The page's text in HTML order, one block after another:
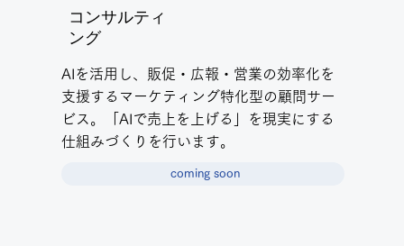
コンサルティ
ング
AIを活用し、販促・広報・営業の効率化を
支援するマーケティング特化型の顧問サー
ビス。「AIで売上を上げる」を現実にする
仕組みづくりを行います。
coming soon